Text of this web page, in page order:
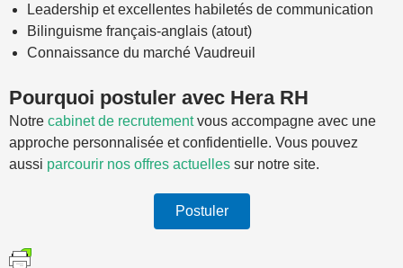
Leadership et excellentes habiletés de communication
Bilinguisme français-anglais (atout)
Connaissance du marché Vaudreuil
Pourquoi postuler avec Hera RH
Notre cabinet de recrutementvous accompagne avec une
approche personnalisée et confidentielle. Vous pouvez
aussi parcourir nos offres actuelles sur notre site.
Postuler